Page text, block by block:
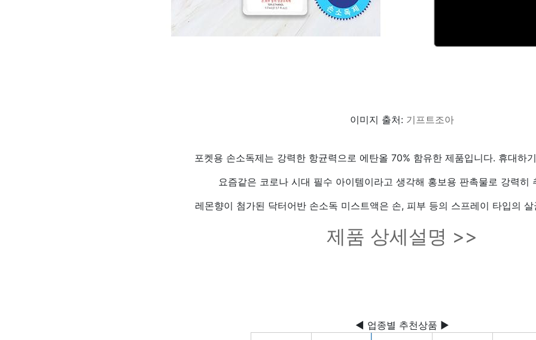
이미지 출처: 기프트조아
포켓용 손소독제는 강력한 항균력으로 에탄올 70% 함유한 제품입니다. 휴대하
요즘같은 코로나 시대 필수 아이템이라고 생각해 홍보용 판촉물로 강력히
레몬향이 첨가된 닥터어반 손소독 미스트액은 손, 피부 등의 스프레이 타입의
제품 상세설명 >>
◀ 업종별 추천상품 ▶